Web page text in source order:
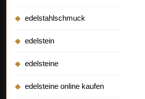
edelstahlschmuck
edelstein
edelsteine
edelsteine online kaufen